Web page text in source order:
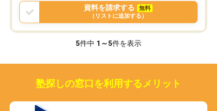
資料を請求する
無料
（リストに追加する）
5件中 1～5件を表示
塾探しの窓口を利用するメリット